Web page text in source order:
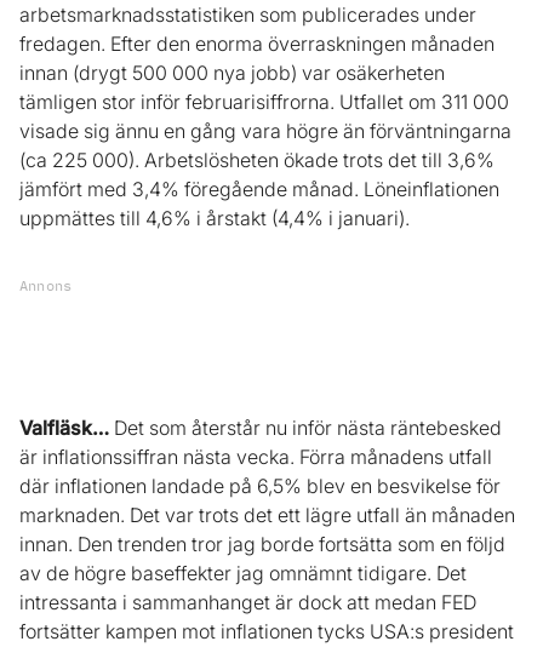
arbetsmarknadsstatistiken som publicerades under
fredagen. Efter den enorma överraskningen månaden
innan (drygt 500 000 nya jobb) var osäkerheten
tämligen stor inför februarisiffrorna. Utfallet om 311 000
visade sig ännu en gång vara högre än förväntningarna
(ca 225 000). Arbetslösheten ökade trots det till 3,6%
jämfört med 3,4% föregående månad. Löneinflationen
uppmättes till 4,6% i årstakt (4,4% i januari).
Annons
Valfläsk… Det som återstår nu inför nästa räntebesked
är inflationssiffran nästa vecka. Förra månadens utfall
där inflationen landade på 6,5% blev en besvikelse för
marknaden. Det var trots det ett lägre utfall än månaden
innan. Den trenden tror jag borde fortsätta som en följd
av de högre baseffekter jag omnämnt tidigare. Det
intressanta i sammanhanget är dock att medan FED
fortsätter kampen mot inflationen tycks USA:s president